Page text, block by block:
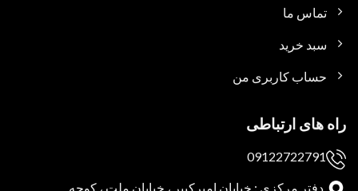
تماس ما
سبد خرید
حساب کاربری من
راه های ارتباطی
09122722791
دفتر مرکزی : خیابان امیرکبیر ، خیابان ملت ، کوچه